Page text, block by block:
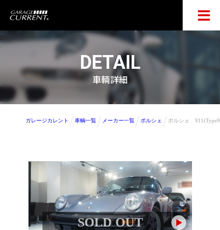
DETAIL
車輌詳細
ガレージカレント 車輌一覧 メーカー一覧 ポルシェ ポルシェ
SOLD OUT